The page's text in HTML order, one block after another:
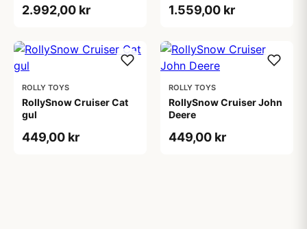
2.992,00 kr 1.559,00 kr
ROLLY TOYS
RollySnow Cruiser Cat
gul
449,00 kr
ROLLY TOYS
RollySnow Cruiser John
Deere
449,00 kr